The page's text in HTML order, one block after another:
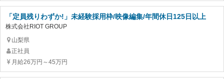
「定員残りわずか!」未経験採用枠/映像編集/年間休日125日以上
株式会社RIOT GROUP
山梨県
正社員
月給26万円～45万円